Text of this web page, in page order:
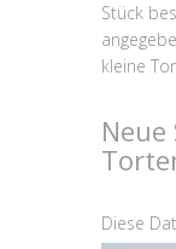
Stück
kleine
Neue
Diese